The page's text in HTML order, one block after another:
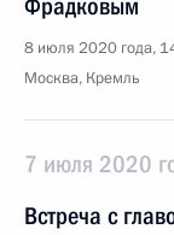
Фрадковым
8 июля 2020 года,
Москва, Кремль
7 июля 2020
Встреча с